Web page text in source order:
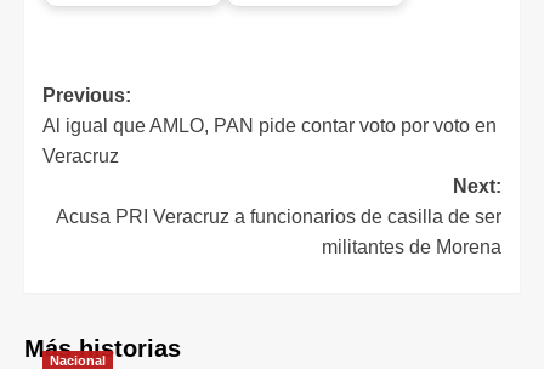
Previous:
Al igual que AMLO, PAN pide contar voto por voto en
Veracruz
Next:
Acusa PRI Veracruz a funcionarios de casilla de ser
militantes de Morena
Más historias
Nacional